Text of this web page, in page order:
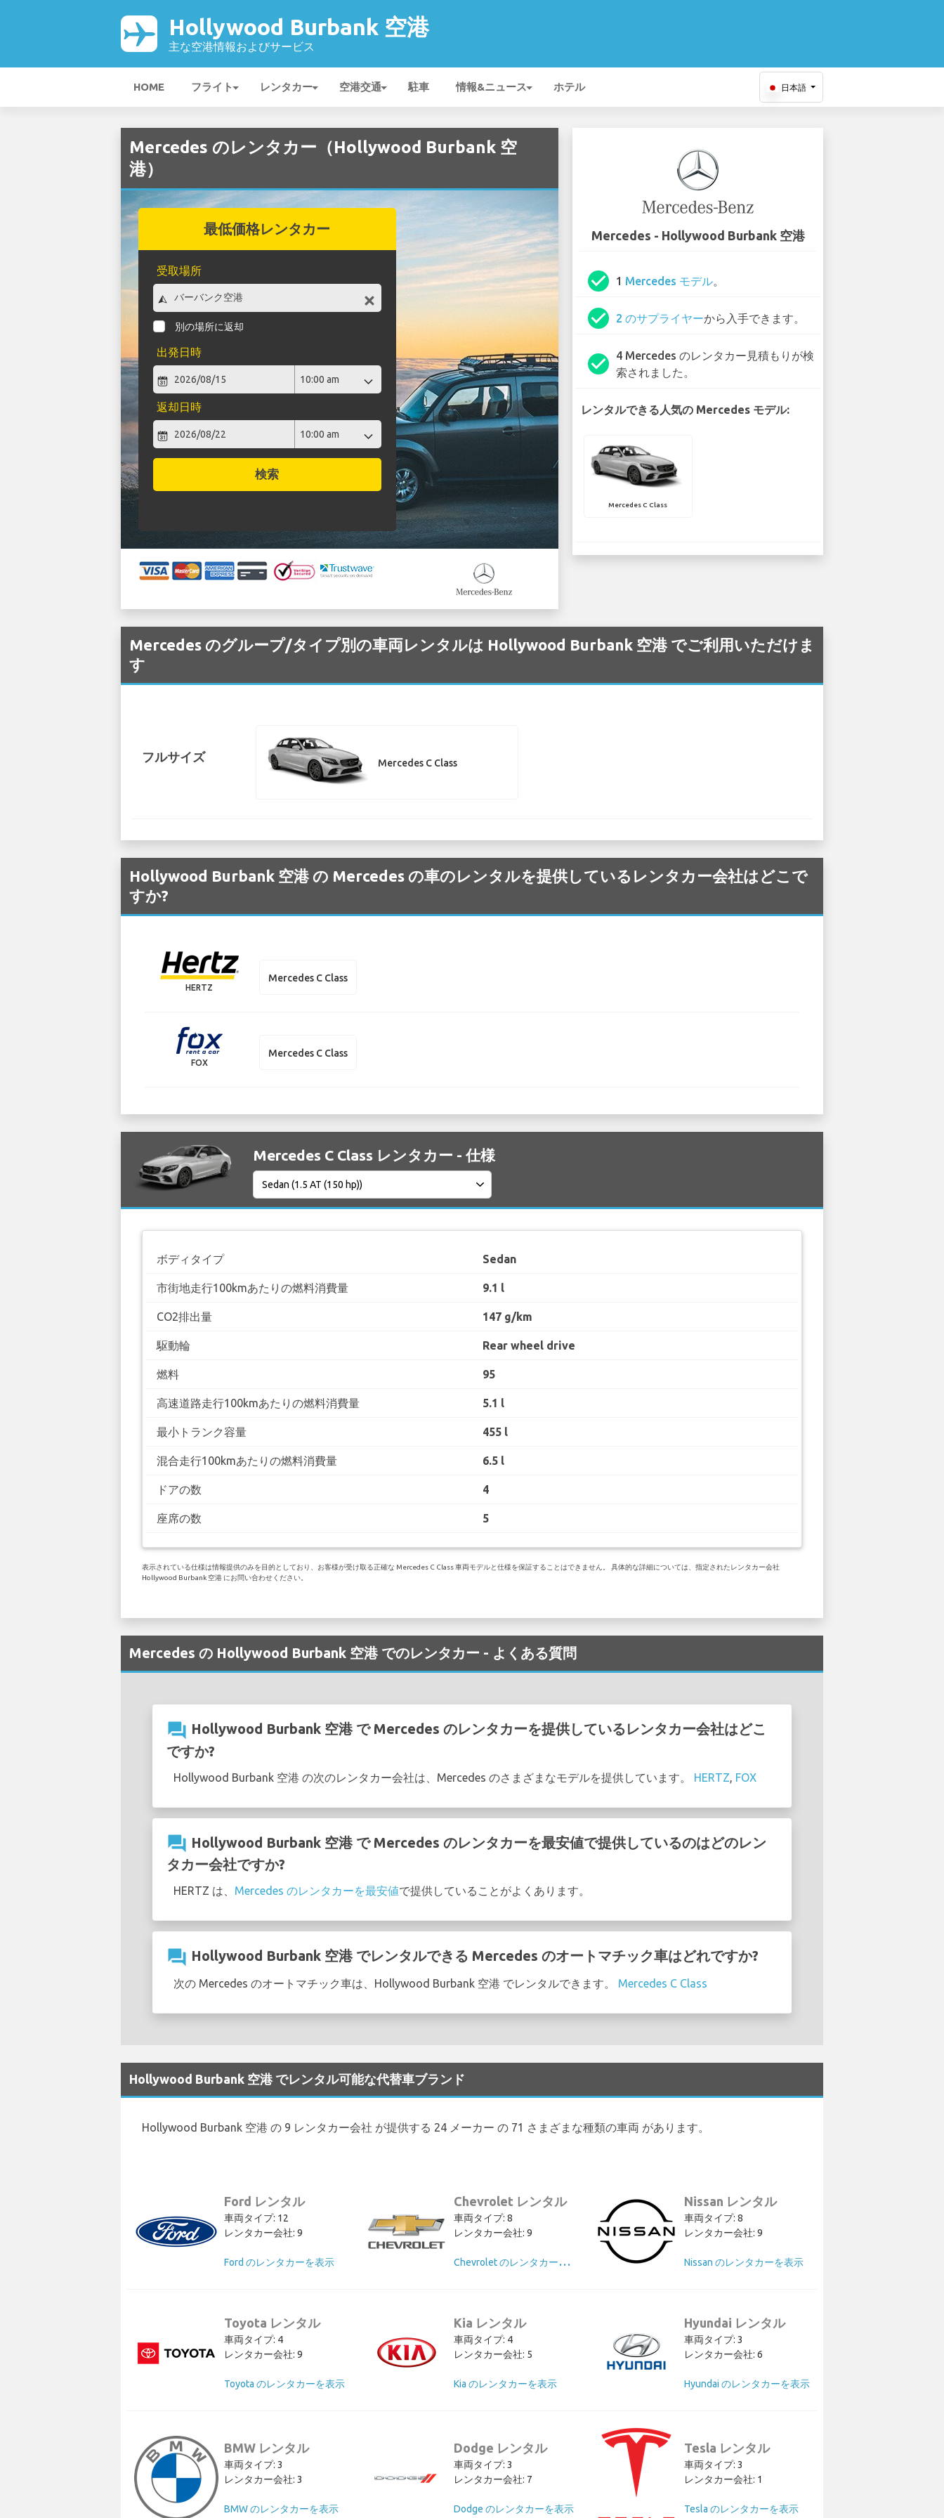
Hollywood Burbank 空港
主な空港情報およびサービス
HOME フライト レンタカー 空港交通 駐車 情報&ニュース ホテル 日本語
Mercedes のレンタカー（Hollywood Burbank 空
港）
最低価格レンタカー
受取場所
別の場所に返却
出発日時
返却日時
検索
Mercedes - Hollywood Burbank 空港
check_circle 1 Mercedes モデル。
check_circle 2 のサプライヤーから入手できます。
check_circle
4 Mercedes のレンタカー見積もりが検
索されました。
レンタルできる人気の Mercedes モデル:
Mercedes C Class
Mercedes のグループ/タイプ別の車両レンタルは Hollywood Burbank 空港 でご利用いただけま
す
フルサイズ Mercedes C Class
Hollywood Burbank 空港 の Mercedes の車のレンタルを提供しているレンタカー会社はどこで
すか?
HERTZ
Mercedes C Class
FOX
Mercedes C Class
Mercedes C Class レンタカー - 仕様
ボディタイプ Sedan
市街地走行100kmあたりの燃料消費量 9.1 l
CO2排出量 147 g/km
駆動輪 Rear wheel drive
燃料 95
高速道路走行100kmあたりの燃料消費量 5.1 l
最小トランク容量 455 l
混合走行100kmあたりの燃料消費量 6.5 l
ドアの数 4
座席の数 5
表示されている仕様は情報提供のみを目的としており、お客様が受け取る正確な Mercedes C Class 車両モデルと仕様を保証することはできません。 具体的な詳細については、指定されたレンタカー会社
Hollywood Burbank 空港 にお問い合わせください。
Mercedes の Hollywood Burbank 空港 でのレンタカー - よくある質問
question_answer Hollywood Burbank 空港 で Mercedes のレンタカーを提供しているレンタカー会社はどこ
ですか?
Hollywood Burbank 空港 の次のレンタカー会社は、Mercedes のさまざまなモデルを提供しています。 HERTZ, FOX
question_answer Hollywood Burbank 空港 で Mercedes のレンタカーを最安値で提供しているのはどのレン
タカー会社ですか?
HERTZ は、 Mercedes のレンタカーを最安値で提供していることがよくあります。
question_answer Hollywood Burbank 空港 でレンタルできる Mercedes のオートマチック車はどれですか?
次の Mercedes のオートマチック車は、Hollywood Burbank 空港 でレンタルできます。 Mercedes C Class
Hollywood Burbank 空港 でレンタル可能な代替車ブランド
Hollywood Burbank 空港 の 9 レンタカー会社 が提供する 24 メーカー の 71 さまざまな種類の車両 があります。
Ford レンタル
車両タイプ: 12
レンタカー会社: 9
Ford のレンタカーを表示
Chevrolet レンタル
車両タイプ: 8
レンタカー会社: 9
C
hevrolet のレンタカーを表示
Nissan レンタル
車両タイプ: 8
レンタカー会社: 9
Nissan のレンタカーを表示
Toyota レンタル
車両タイプ: 4
レンタカー会社: 9
Toyota のレンタカーを表示
Kia レンタル
車両タイプ: 4
レンタカー会社: 5
Kia のレンタカーを表示
Hyundai レンタル
車両タイプ: 3
レンタカー会社: 6
Hyundai のレンタカーを表示
BMW レンタル
車両タイプ: 3
レンタカー会社: 3
BMW のレンタカーを表示
Dodge レンタル
車両タイプ: 3
レンタカー会社: 7
Dodge のレンタカーを表示
Tesla レンタル
車両タイプ: 3
レンタカー会社: 1
Tesla のレンタカーを表示